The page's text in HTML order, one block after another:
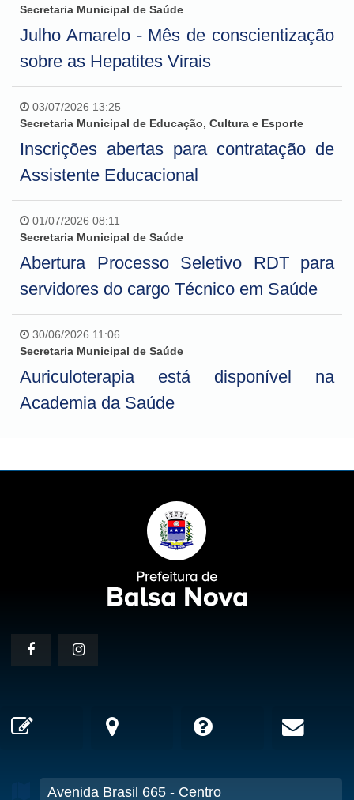
Secretaria Municipal de Saúde
Julho Amarelo - Mês de conscientização
sobre as Hepatites Virais
03/07/2026 13:25
Secretaria Municipal de Educação, Cultura e Esporte
Inscrições abertas para contratação de
Assistente Educacional
01/07/2026 08:11
Secretaria Municipal de Saúde
Abertura Processo Seletivo RDT para
servidores do cargo Técnico em Saúde
30/06/2026 11:06
Secretaria Municipal de Saúde
Auriculoterapia está disponível na
Academia da Saúde
Avenida Brasil 665 - Centro